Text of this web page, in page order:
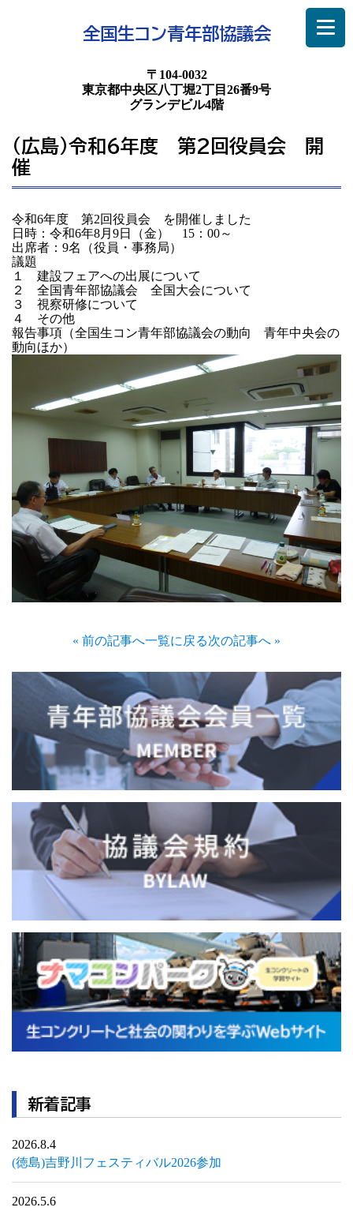
全国生コン青年部協議会
〒104-0032
東京都中央区八丁堀2丁目26番9号
グランデビル4階
（広島）令和6年度 第2回役員会 開
催
令和6年度 第2回役員会 を開催しました
日時：令和6年8月9日（金） 15：00～
出席者：9名（役員・事務局）
議題
１ 建設フェアへの出展について
２ 全国青年部協議会 全国大会について
３ 視察研修について
４ その他
報告事項（全国生コン青年部協議会の動向 青年中央会の
動向ほか）
« 前の記事へ一覧に戻る次の記事へ »
新着記事
2026.8.4
(徳島)吉野川フェスティバル2026参加
2026.5.6